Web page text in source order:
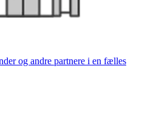
og andre partnere i en fælles